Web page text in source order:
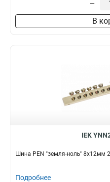
20/1 3
14/1 3
–
В
IEK
Шина PEN "земля-ноль" 8х12мм
Подробнее